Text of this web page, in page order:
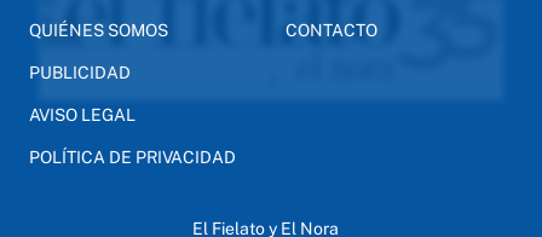
QUIÉNES SOMOS
PUBLICIDAD
AVISO LEGAL
POLÍTICA DE PRIVACIDAD
CONTACTO
El Fielato y El Nora